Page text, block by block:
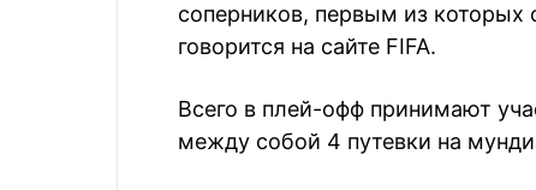
соперников, первым из
говорится на сайте FIFA.
Всего в плей-офф принимают
между собой 4 путевки на